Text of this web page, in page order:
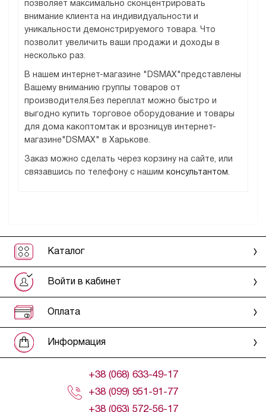
позволяет максимально сконцентрировать
внимание клиента на индивидуальности и
уникальности демонстрируемого товара. Что
позволит увеличить ваши продажи и доходы в
несколько раз.
В нашем интернет-магазине "DSMAX"представлены
Вашему вниманию группы товаров от
производителя.Без переплат можно быстро и
выгодно купить торговое оборудование и товары
для дома какоптомтак и врозницув интернет-
магазине"DSMAX" в Харькове.
Заказ можно сделать через корзину на сайте, или
связавшись по телефону с нашим консультантом.
Каталог
Войти в кабинет
Оплата
Информация
+38 (068) 633-49-17
+38 (099) 951-91-77
+38 (063) 572-56-17